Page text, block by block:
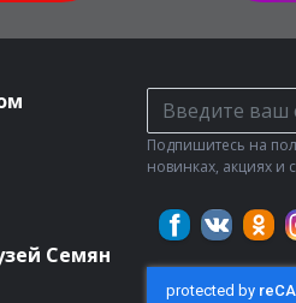
Семян
Подпишитесь на
новинках, акциях и